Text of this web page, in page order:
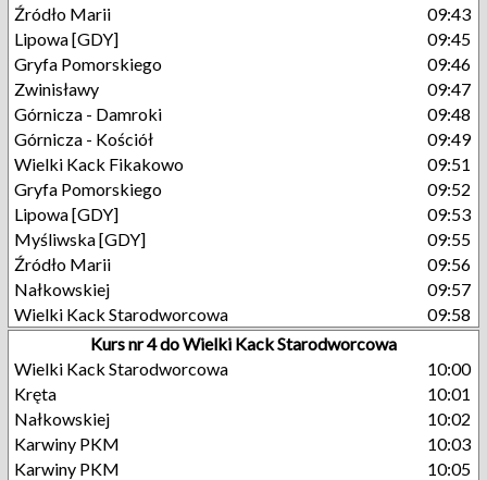
Źródło Marii
09:43
Lipowa [GDY]
09:45
Gryfa Pomorskiego
09:46
Zwinisławy
09:47
Górnicza - Damroki
09:48
Górnicza - Kościół
09:49
Wielki Kack Fikakowo
09:51
Gryfa Pomorskiego
09:52
Lipowa [GDY]
09:53
Myśliwska [GDY]
09:55
Źródło Marii
09:56
Nałkowskiej
09:57
Wielki Kack Starodworcowa
09:58
Kurs nr 4 do Wielki Kack Starodworcowa
Wielki Kack Starodworcowa
10:00
Kręta
10:01
Nałkowskiej
10:02
Karwiny PKM
10:03
Karwiny PKM
10:05